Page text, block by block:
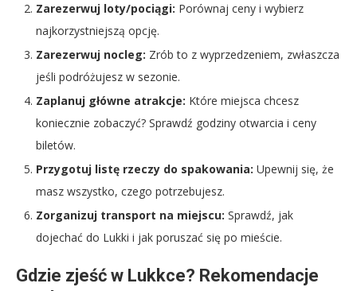
Zarezerwuj loty/pociągi: Porównaj ceny i wybierz
najkorzystniejszą opcję.
Zarezerwuj nocleg: Zrób to z wyprzedzeniem, zwłaszcza
jeśli podróżujesz w sezonie.
Zaplanuj główne atrakcje: Które miejsca chcesz
koniecznie zobaczyć? Sprawdź godziny otwarcia i ceny
biletów.
Przygotuj listę rzeczy do spakowania: Upewnij się, że
masz wszystko, czego potrzebujesz.
Zorganizuj transport na miejscu: Sprawdź, jak
dojechać do Lukki i jak poruszać się po mieście.
Gdzie zjeść w Lukkce? Rekomendacje